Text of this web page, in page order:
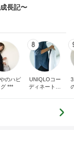
長記〜
ログ ***
8
UNIQLOコー
ディネート日